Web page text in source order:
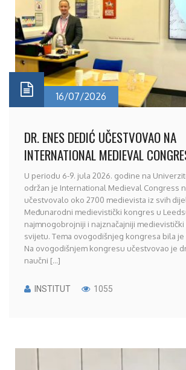
16/07/2026
DR. ENES DEDIĆ UČESTVOVAO NA
INTERNATIONAL MEDIEVAL
U periodu 6-9. jula 2026. godine na
održan je International Medieval Congress
učestvovalo oko 2700 medievista iz svih
Međunarodni medievistički kongres u
najmnogobrojniji i najznačajniji
svijetu. Tema ovogodišnjeg kongresa bila je
Na ovogodišnjem kongresu učestvovao je
naučni [...]
INSTITUT 1055